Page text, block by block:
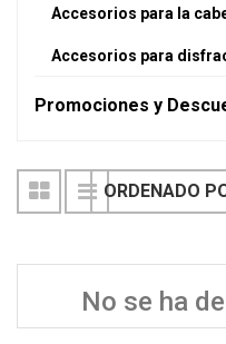
Accesorios para la
Accesorios para
Promociones y
ORDENADO
No se ha